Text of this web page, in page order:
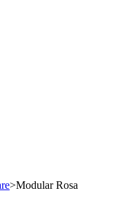
>Modular Rosa